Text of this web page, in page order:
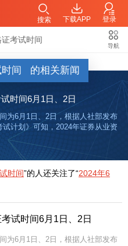
下载APP 登录
搜索
考试时间
导航
间 的相关新闻
时间6月1日、2日
为6月1日、2日，根据人社部发布
计划》可知，2024年证券从业资
试科目为金融基础知识、证券法律
代表人5科，
时间”的人还关注了“2024年6
试时间6月1日、2日
为6月1日、2日，根据人社部发布